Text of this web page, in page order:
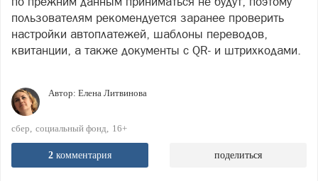
пользователям рекомендуется заранее проверить
настройки автоплатежей, шаблоны переводов,
квитанции, а также документы с QR- и штрихкодами.
Автор: Елена Литвинова
сбер социальный фонд 16+
2 комментария поделиться